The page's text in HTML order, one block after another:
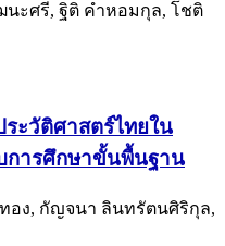
ะศรี, ฐิติ คำหอมกุล, โชติ
ะวัติศาสตร์ไทยใน
การศึกษาขั้นพื้นฐาน
อง, กัญจนา ลินทรัตนศิริกุล,